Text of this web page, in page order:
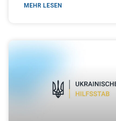
MEHR LESEN